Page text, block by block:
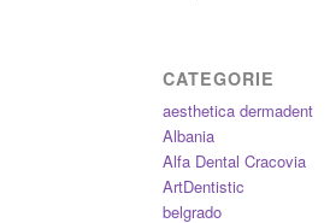
CATEGORIE
aesthetica dermadent
Albania
Alfa Dental Cracovia
ArtDentistic
belgrado